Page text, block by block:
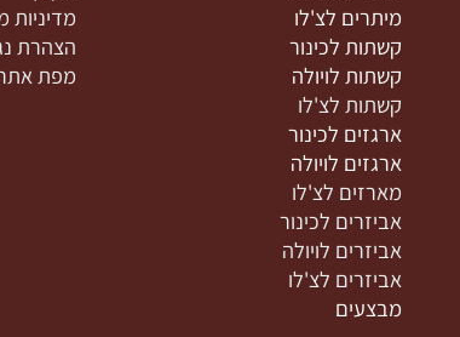
לכינור
לויולה
לצ'לו
לכינור
לויולה
לצ'לו
לכינור
לויולה
לצ'לו
לכינור
צור קשר
מאמרים